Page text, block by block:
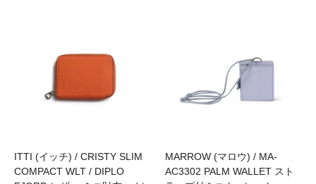
ITTI (イッチ) / CRISTY SLIM
COMPACT WLT / DIPLO
MARROW (マロウ) / MA-
AC3302 PALM WALLET スト